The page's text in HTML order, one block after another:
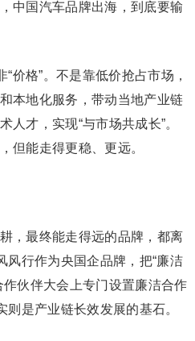
中国汽车品牌出海，到底要输
“价格”。不是靠低价抢占市场，
本地化服务，带动当地产业链
人才，实现“与市场共成长”。
但能走得更稳、更远。
，最终能走得远的品牌，都离
风行作为央国企品牌，把“廉洁
伙伴大会上专门设置廉洁合作
则是产业链长效发展的基石。